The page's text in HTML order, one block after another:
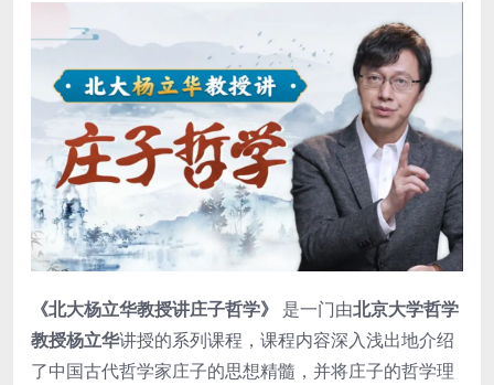
《北大杨立华教授讲庄子哲学》 是一门由北京大学哲学
教授杨立华讲授的系列课程，课程内容深入浅出地介绍
了中国古代哲学家庄子的思想精髓，并将庄子的哲学理